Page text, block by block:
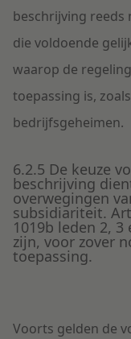
beschrijving reeds
die voldoende
waarop de
toepassing is,
bedrijfsgeheimen.
6.2.5 De keuze
beschrijving
overwegingen
subsidiariteit.
1019b leden 2, 3
zijn, voor zover
toepassing.
Voorts gelden de